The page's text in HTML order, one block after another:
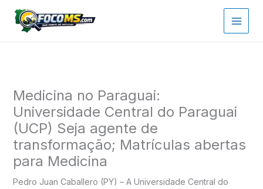
para
Medicina no Paraguai:
Universidade Central do Paraguai
(UCP) Seja agente de
transformação; Matrículas abertas
para Medicina
Pedro Juan Caballero (PY) – A Universidade Central do